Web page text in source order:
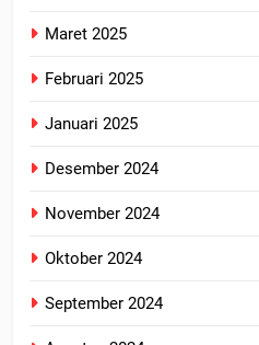
Maret 2025
Februari 2025
Januari 2025
Desember 2024
November 2024
Oktober 2024
September 2024